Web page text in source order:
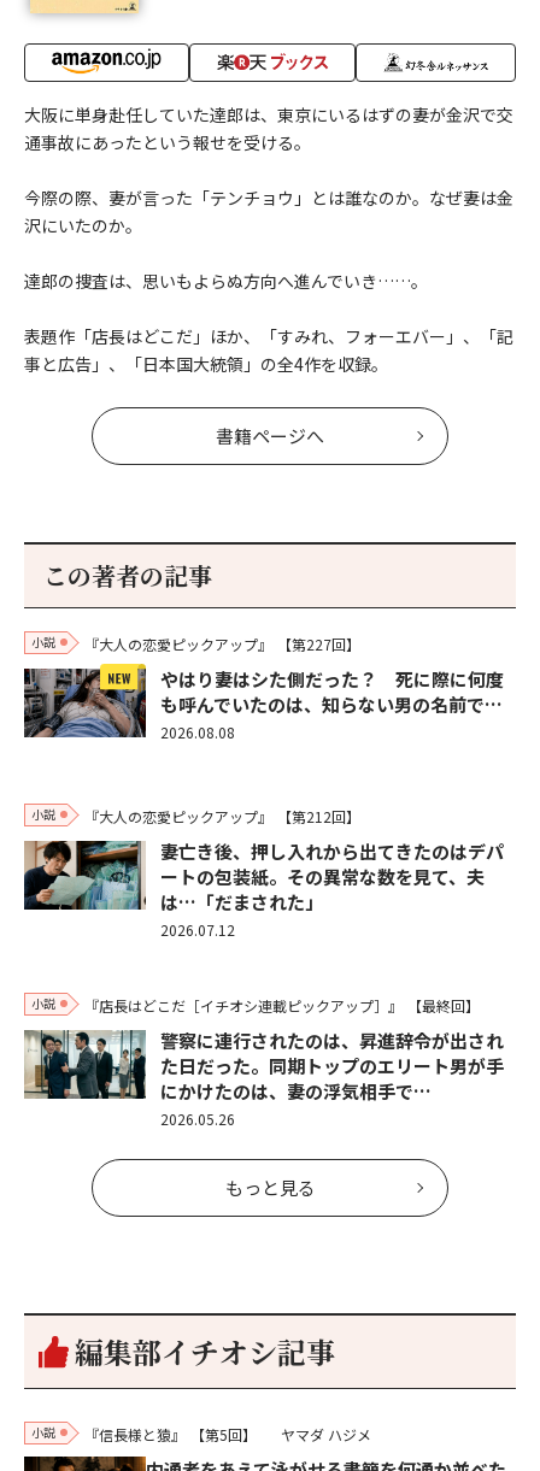
大阪に単身赴任していた達郎は、東京にいるはずの妻が金沢で交
通事故にあったという報せを受ける。
今際の際、妻が言った「テンチョウ」とは誰なのか。なぜ妻は金
沢にいたのか。
達郎の捜査は、思いもよらぬ方向へ進んでいき……。
表題作「店長はどこだ」ほか、「すみれ、フォーエバー」、「記
事と広告」、「日本国大統領」の全4作を収録。
書籍ページへ
この著者の記事
小説 『大人の恋愛ピックアップ』 【第227回】
やはり妻はシた側だった？ 死に際に何度
も呼んでいたのは、知らない男の名前で…
2026.08.08
小説 『大人の恋愛ピックアップ』 【第212回】
妻亡き後、押し入れから出てきたのはデパ
ートの包装紙。その異常な数を見て、夫
は…「だまされた」
2026.07.12
小説 『店長はどこだ［イチオシ連載ピックアップ］』 【最終回】
警察に連行されたのは、昇進辞令が出され
た日だった。同期トップのエリート男が手
にかけたのは、妻の浮気相手で…
2026.05.26
もっと見る
編集部イチオシ記事
小説 『信長様と猿』 【第5回】 ヤマダ ハジメ